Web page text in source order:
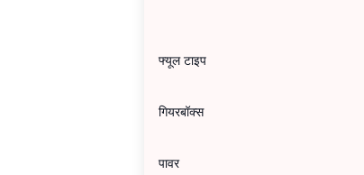
फ्यूल टाइप
गियरबॉक्स
पावर